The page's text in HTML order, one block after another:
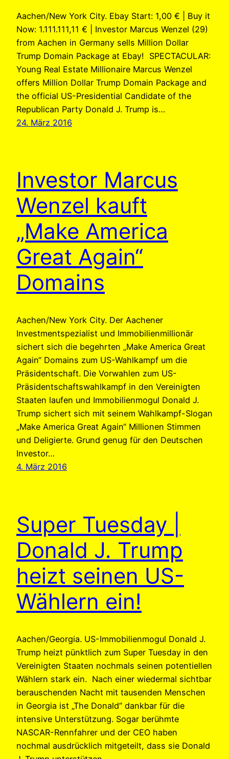
Aachen/New York City. Ebay Start: 1,00 € | Buy it
Now: 1.111.111,11 € | Investor Marcus Wenzel (29)
from Aachen in Germany sells Million Dollar
Trump Domain Package at Ebay! SPECTACULAR:
Young Real Estate Millionaire Marcus Wenzel
offers Million Dollar Trump Domain Package and
the official US-Presidential Candidate of the
Republican Party Donald J. Trump is…
24. März 2016
Investor Marcus
Wenzel kauft
„Make America
Great Again“
Domains
Aachen/New York City. Der Aachener
Investmentspezialist und Immobilienmillionär
sichert sich die begehrten „Make America Great
Again“ Domains zum US-Wahlkampf um die
Präsidentschaft. Die Vorwahlen zum US-
Präsidentschaftswahlkampf in den Vereinigten
Staaten laufen und Immobilienmogul Donald J.
Trump sichert sich mit seinem Wahlkampf-Slogan
„Make America Great Again“ Millionen Stimmen
und Deligierte. Grund genug für den Deutschen
Investor…
4. März 2016
Super Tuesday |
Donald J. Trump
heizt seinen US-
Wählern ein!
Aachen/Georgia. US-Immobilienmogul Donald J.
Trump heizt pünktlich zum Super Tuesday in den
Vereinigten Staaten nochmals seinen potentiellen
Wählern stark ein. Nach einer wiedermal sichtbar
berauschenden Nacht mit tausenden Menschen
in Georgia ist „The Donald“ dankbar für die
intensive Unterstützung. Sogar berühmte
NASCAR-Rennfahrer und der CEO haben
nochmal ausdrücklich mitgeteilt, dass sie Donald